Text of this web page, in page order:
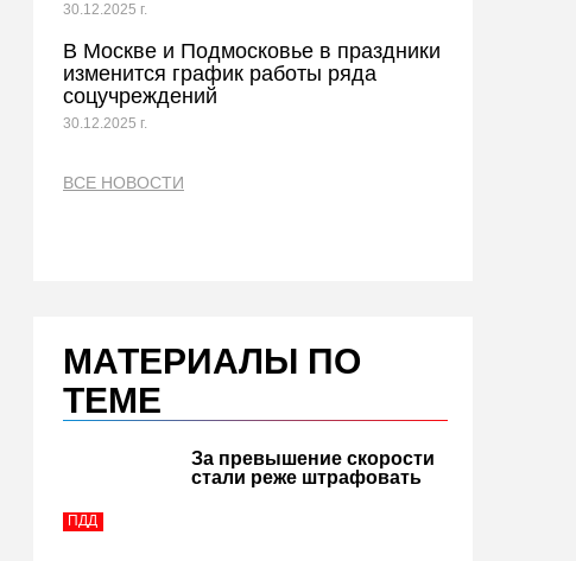
30.12.2025 г.
В Москве и Подмосковье в праздники
изменится график работы ряда
соцучреждений
30.12.2025 г.
ВСЕ НОВОСТИ
МАТЕРИАЛЫ ПО
ТЕМЕ
ПДД
За превышение скорости
стали реже штрафовать